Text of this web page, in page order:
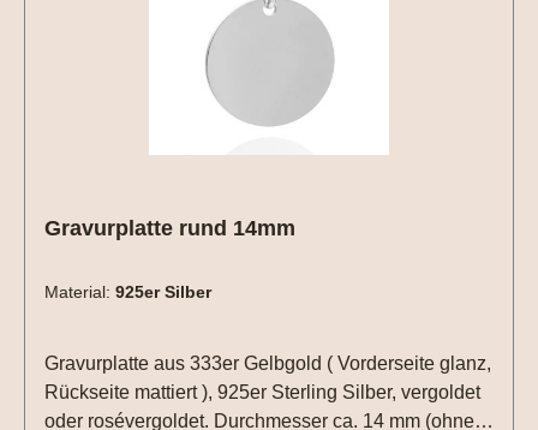
Gravurplatte rund 14mm
Material: 925er Silber
Gravurplatte aus 333er Gelbgold ( Vorderseite glanz,
Rückseite mattiert ), 925er Sterling Silber, vergoldet
oder rosévergoldet. Durchmesser ca. 14 mm (ohne